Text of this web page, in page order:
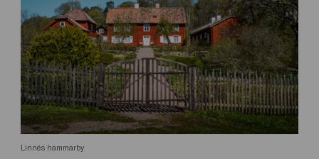
Linnés hammarby